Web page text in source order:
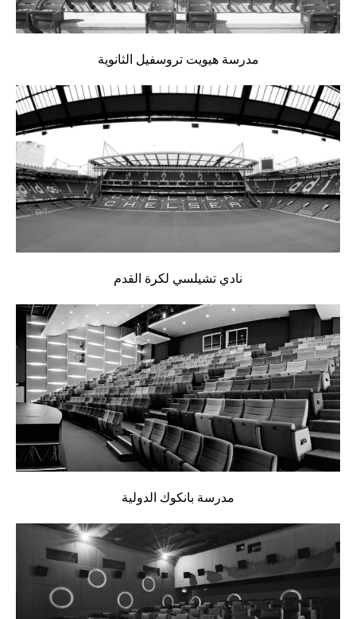
مدرسة هيويت تروسفيل الثانوية
نادي تشيلسي لكرة القدم
مدرسة بانكوك الدولية